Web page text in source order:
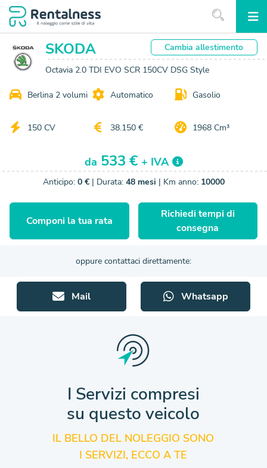
SKODA
Octavia 2.0 TDI EVO SCR 150CV DSG Style
Cambiaallestimento
Berlina 2 volumi Automatico Gasolio
150 CV 38.150 € 1968 Cm³
da 533 € + IVA
Anticipo: 0 €| Durata: 48 mesi | Km anno: 10000
Componi la tua rata
Richiedi tempi di
consegna
oppure contattaci direttamente:
Mail Whatsapp
I Servizi compresi
su questo veicolo
IL BELLO DEL NOLEGGIO SONO
I SERVIZI, ECCO A TE